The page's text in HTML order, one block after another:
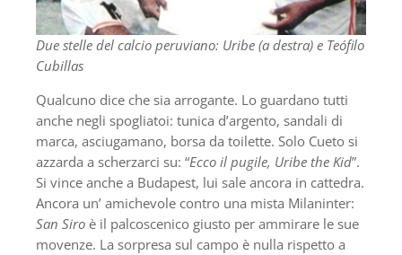
Due stelle del calcio peruviano: Uribe (a destra) e Teófilo
Cubillas
Qualcuno dice che sia arrogante. Lo guardano tutti
anche negli spogliatoi: tunica d’argento, sandali di
marca, asciugamano, borsa da toilette. Solo Cueto si
azzarda a scherzarci su: “Ecco il pugile, Uribe the Kid”.
Si vince anche a Budapest, lui sale ancora in cattedra.
Ancora un’ amichevole contro una mista Milaninter:
San Siro è il palcoscenico giusto per ammirare le sue
movenze. La sorpresa sul campo è nulla rispetto a